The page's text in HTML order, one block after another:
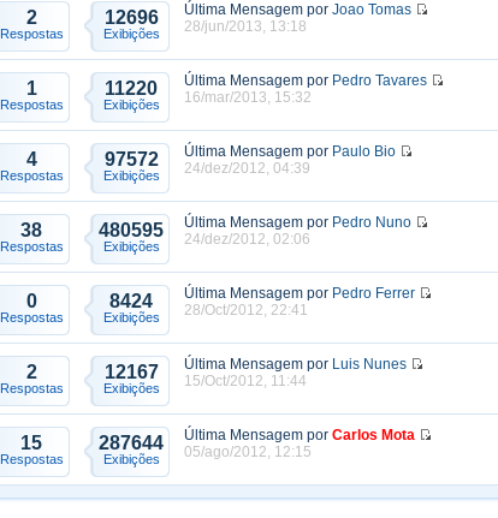
2
Respostas
12696
Exibições
Última Mensagem por Joao Tomas
28/jun/2013, 13:18
1
Respostas
11220
Exibições
Última Mensagem por Pedro Tavares
16/mar/2013, 15:32
4
Respostas
97572
Exibições
Última Mensagem por Paulo Bio
24/dez/2012, 04:39
38
Respostas
480595
Exibições
Última Mensagem por Pedro Nuno
24/dez/2012, 02:06
0
Respostas
8424
Exibições
Última Mensagem por Pedro Ferrer
28/Oct/2012, 22:41
2
Respostas
12167
Exibições
Última Mensagem por Luis Nunes
15/Oct/2012, 11:44
15
Respostas
287644
Exibições
Última Mensagem por Carlos Mota
05/ago/2012, 12:15